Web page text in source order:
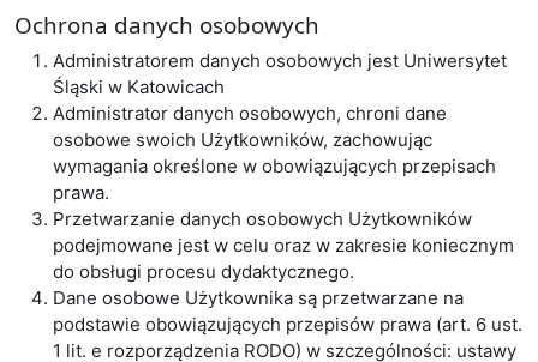
Ochrona danych osobowych
Administratorem danych osobowych jest Uniwersytet
Śląski w Katowicach
Administrator danych osobowych, chroni dane
osobowe swoich Użytkowników, zachowując
wymagania określone w obowiązujących przepisach
prawa.
Przetwarzanie danych osobowych Użytkowników
podejmowane jest w celu oraz w zakresie koniecznym
do obsługi procesu dydaktycznego.
Dane osobowe Użytkownika są przetwarzane na
podstawie obowiązujących przepisów prawa (art. 6 ust.
1 lit. e rozporządzenia RODO) w szczególności: ustawy